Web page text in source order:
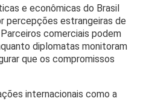
e econômicas do Brasil
percepções estrangeiras de
comerciais podem
diplomatas monitoram
que os compromissos
internacionais como a